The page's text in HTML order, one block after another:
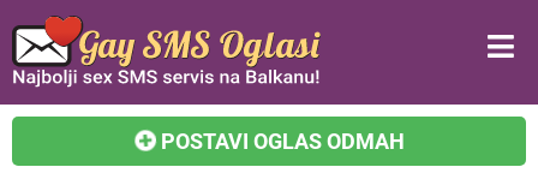
POSTAVI OGLAS ODMAH